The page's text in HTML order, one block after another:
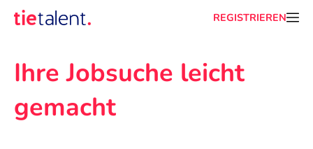
REGISTRIEREN
Ihre Jobsuche leicht
gemacht